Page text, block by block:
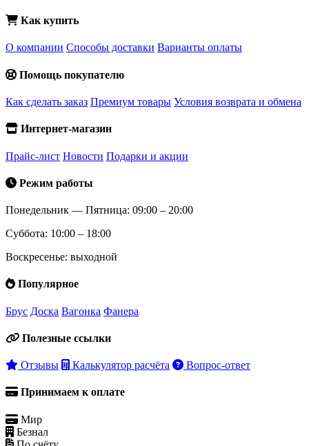
Как купить
О компании Способы доставки Варианты оплаты
Помощь покупателю
Как сделать заказ Премиум товары Условия возврата и обмена
Интернет-магазин
Прайс-лист Новости Подарки и акции
Режим работы
Понедельник — Пятница: 09:00 – 20:00
Суббота: 10:00 – 18:00
Воскресенье: выходной
Популярное
Брус Доска Вагонка Фанера
Полезные ссылки
Отзывы Калькулятор расчёта Вопрос-ответ
Принимаем к оплате
Мир
Безнал